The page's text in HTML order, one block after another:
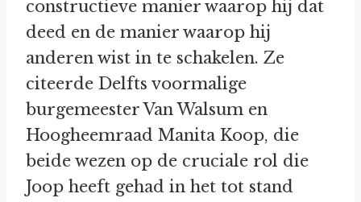
constructieve manier waarop hij dat
deed en de manier waarop hij
anderen wist in te schakelen. Ze
citeerde Delfts voormalige
burgemeester Van Walsum en
Hoogheemraad Manita Koop, die
beide wezen op de cruciale rol die
Joop heeft gehad in het tot stand